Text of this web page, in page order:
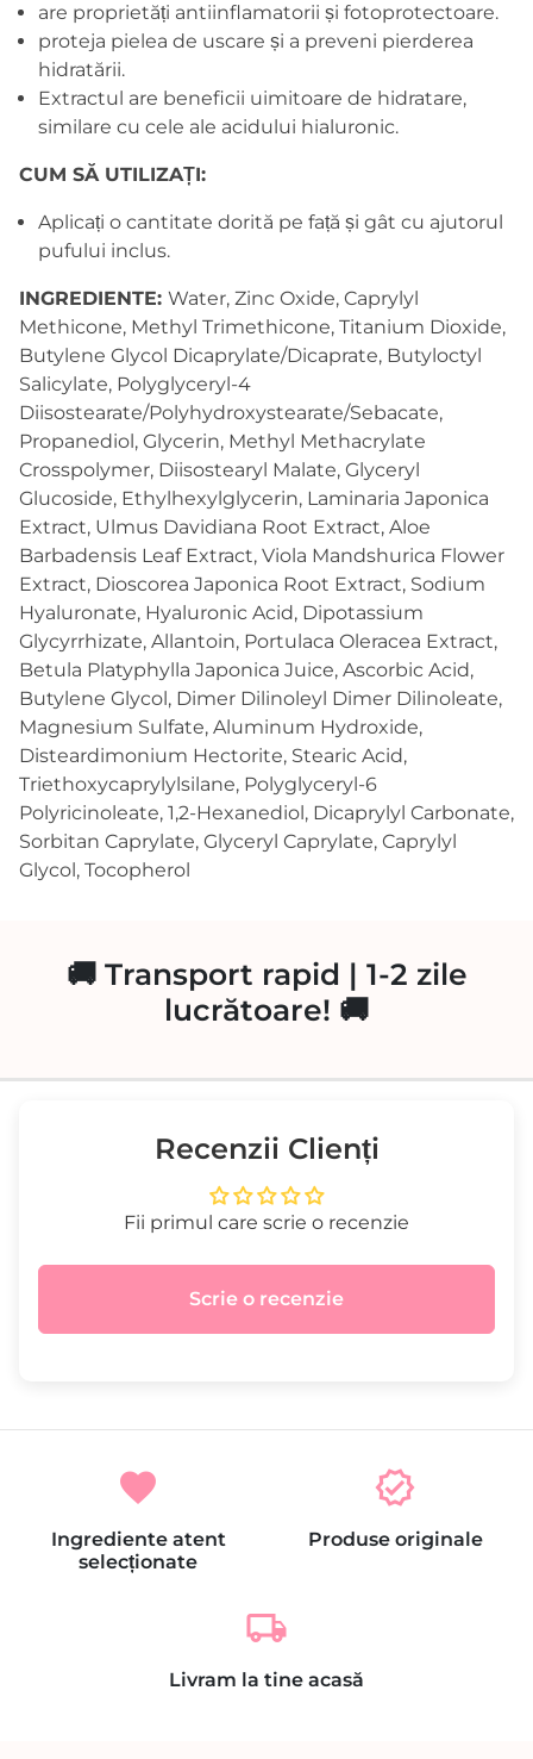
are proprietăți antiinflamatorii și fotoprotectoare.
proteja pielea de uscare și a preveni pierderea
hidratării.
Extractul are beneficii uimitoare de hidratare,
similare cu cele ale acidului hialuronic.
CUM SĂ UTILIZAȚI:
Aplicați o cantitate dorită pe față și gât cu ajutorul
pufului inclus.
INGREDIENTE: Water, Zinc Oxide, Caprylyl
Methicone, Methyl Trimethicone, Titanium Dioxide,
Butylene Glycol Dicaprylate/Dicaprate, Butyloctyl
Salicylate, Polyglyceryl-4
Diisostearate/Polyhydroxystearate/Sebacate,
Propanediol, Glycerin, Methyl Methacrylate
Crosspolymer, Diisostearyl Malate, Glyceryl
Glucoside, Ethylhexylglycerin, Laminaria Japonica
Extract, Ulmus Davidiana Root Extract, Aloe
Barbadensis Leaf Extract, Viola Mandshurica Flower
Extract, Dioscorea Japonica Root Extract, Sodium
Hyaluronate, Hyaluronic Acid, Dipotassium
Glycyrrhizate, Allantoin, Portulaca Oleracea Extract,
Betula Platyphylla Japonica Juice, Ascorbic Acid,
Butylene Glycol, Dimer Dilinoleyl Dimer Dilinoleate,
Magnesium Sulfate, Aluminum Hydroxide,
Disteardimonium Hectorite, Stearic Acid,
Triethoxycaprylylsilane, Polyglyceryl-6
Polyricinoleate, 1,2-Hexanediol, Dicaprylyl Carbonate,
Sorbitan Caprylate, Glyceryl Caprylate, Caprylyl
Glycol, Tocopherol
🚚 Transport rapid | 1-2 zile
lucrătoare! 🚚
Recenzii Clienți
Fii primul care scrie o recenzie
Scrie o recenzie
favorite
Ingrediente atent
selecționate
verified
Produse originale
local_shipping
Livram la tine acasă